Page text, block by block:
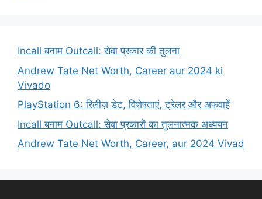
Incall बनाम Outcall: सेवा प्रकार की तुलना
Andrew Tate Net Worth, Career aur 2024 ki
Vivado
PlayStation 6: रिलीज़ डेट, विशेषताएं, ट्रेलर और अफवाहें
Incall बनाम Outcall: सेवा प्रकारों का तुलनात्मक अध्ययन
Andrew Tate Net Worth, Career, aur 2024 Vivad